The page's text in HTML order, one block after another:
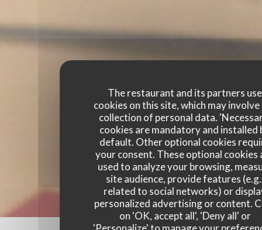
The restaurant and its partners use
cookies on this site, which may
collection of personal data.
cookies are mandatory and installed
default. Other optional cookies
your consent. These optional cookies
used to analyze your browsing,
site audience, provide features
related to social networks) or
personalized advertising or content.
on 'OK, accept all', 'Deny all' or